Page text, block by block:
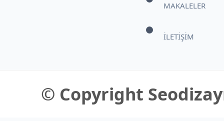
MAKALELER
İLETİŞİM
© Copyright